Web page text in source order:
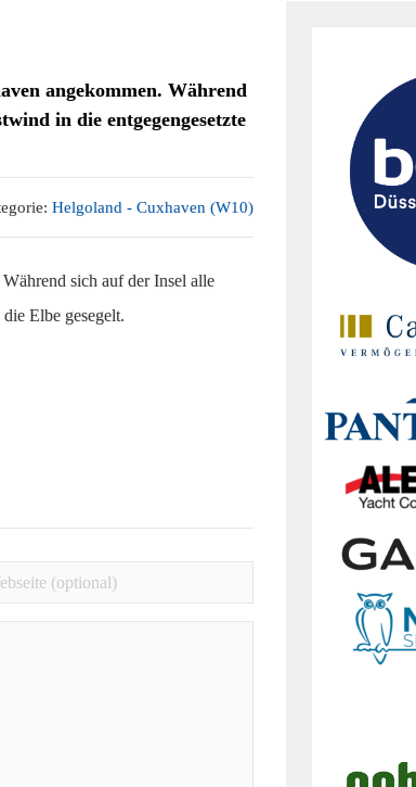
angekommen. Während
in die entgegengesetzte
Helgoland - Cuxhaven (W10)
sich auf der Insel alle
Elbe gesegelt.